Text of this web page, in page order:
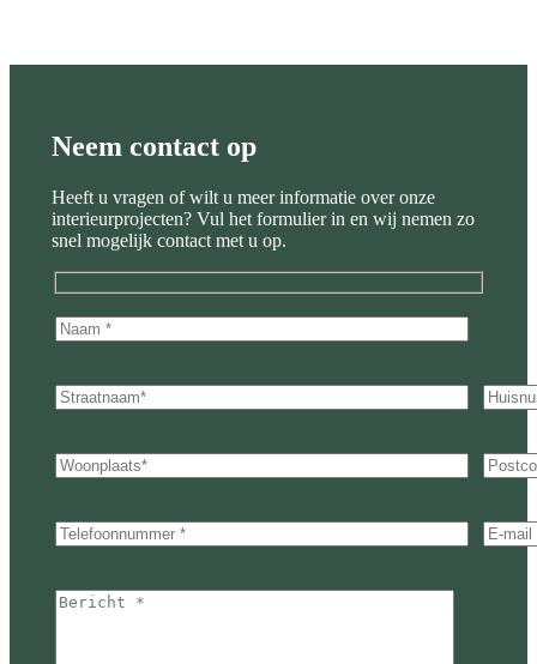
Neem contact op
Heeft u vragen of wilt u meer informatie over onze
interieurprojecten? Vul het formulier in en wij nemen zo
snel mogelijk contact met u op.